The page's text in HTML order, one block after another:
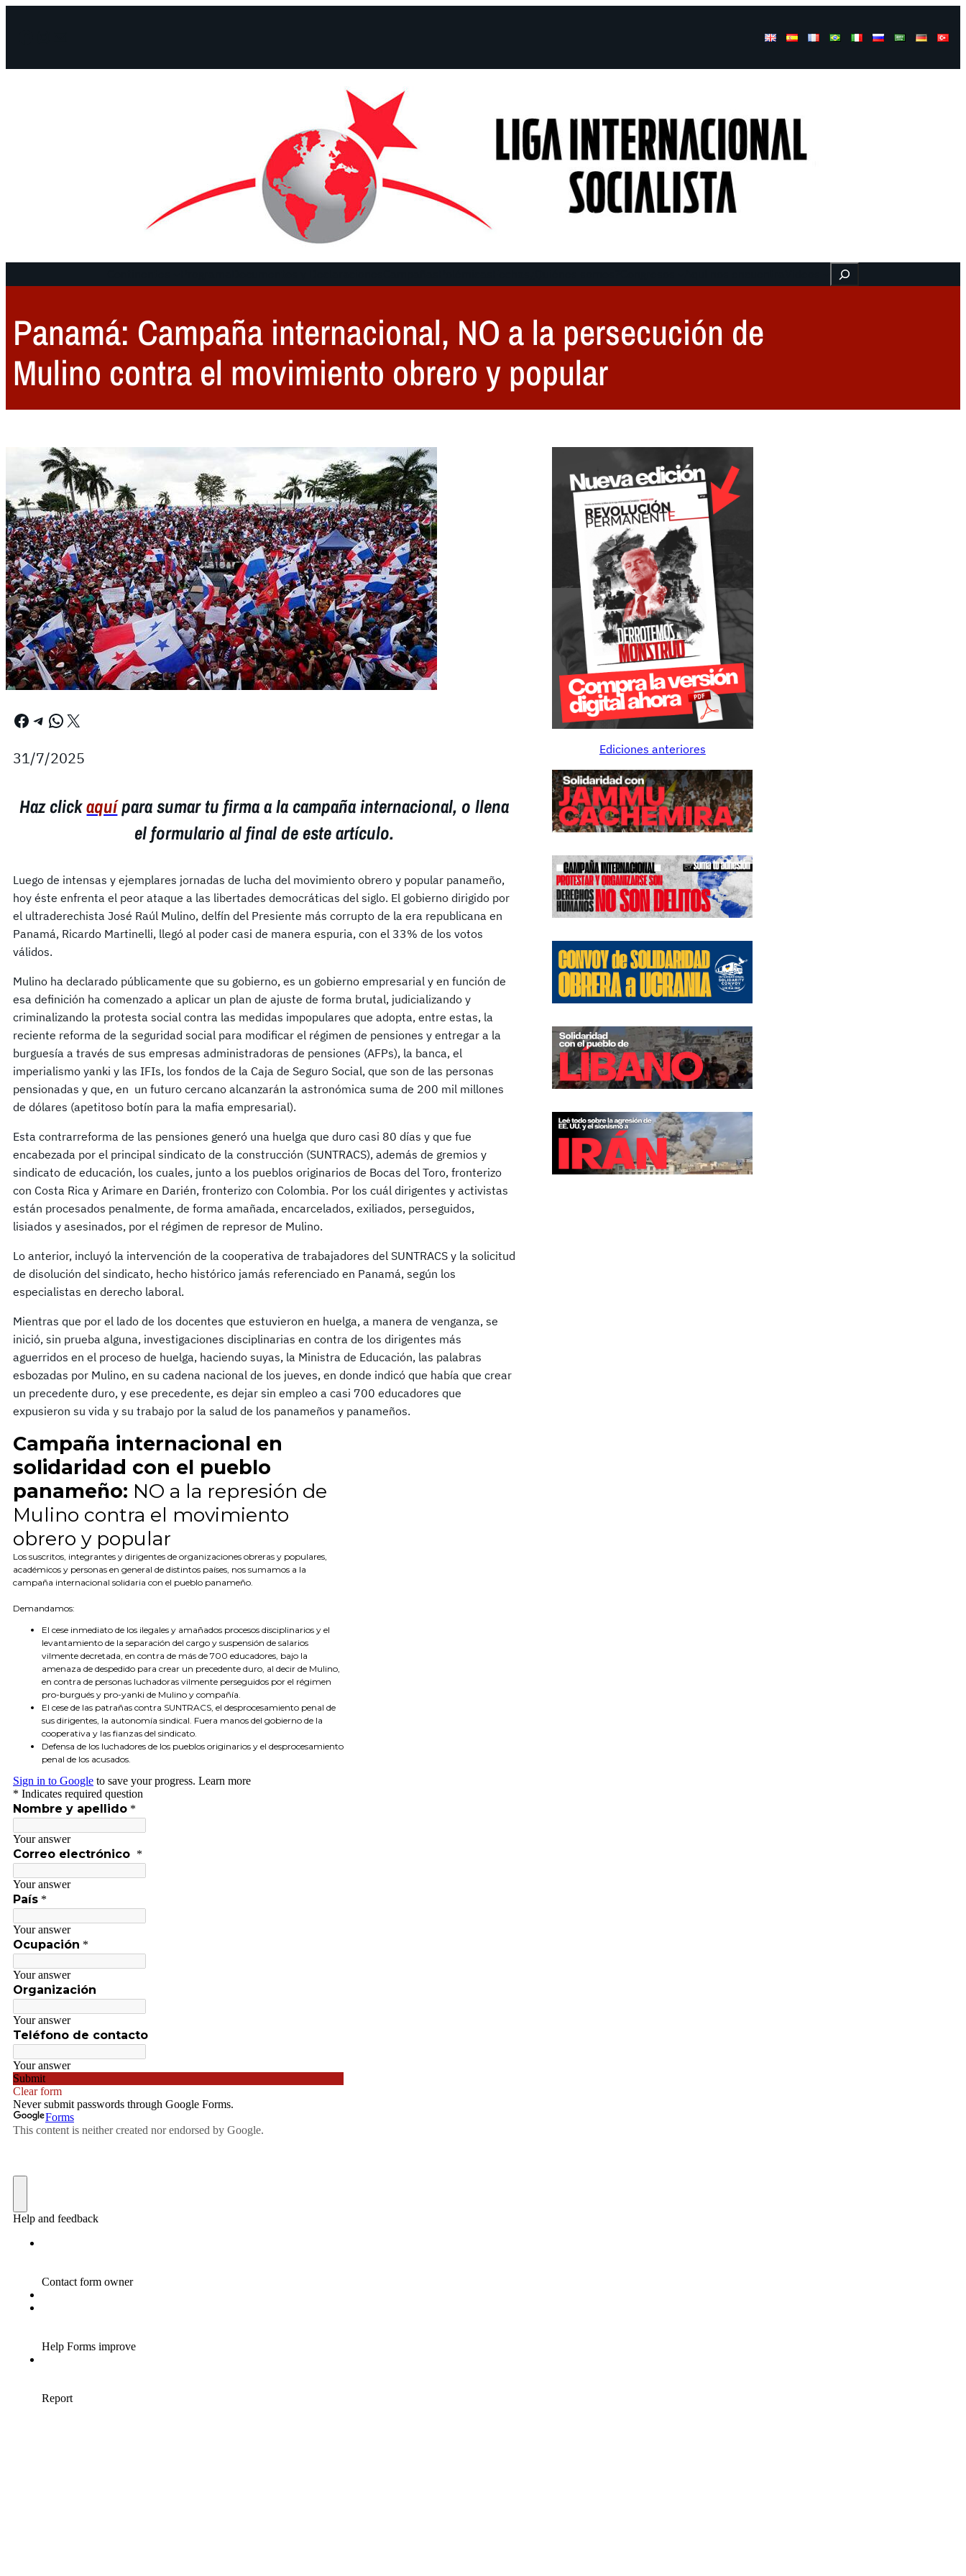
Buscar
Panamá: Campaña internacional, NO a la persecución de
Mulino contra el movimiento obrero y popular
Facebook Telegram WhatsApp X
31/7/2025
Haz clickaquípara sumar tu firma a la campaña internacional, o llena
el formulario al final de este artículo.
Luego de intensas y ejemplares jornadas de lucha del movimiento obrero y popular panameño,
hoy éste enfrenta el peor ataque a las libertades democráticas del siglo. El gobierno dirigido por
el ultraderechista José Raúl Mulino, delfín del Presiente más corrupto de la era republicana en
Panamá, Ricardo Martinelli, llegó al poder casi de manera espuria, con el 33% de los votos
válidos.
Mulino ha declarado públicamente que su gobierno, es un gobierno empresarial y en función de
esa definición ha comenzado a aplicar un plan de ajuste de forma brutal, judicializando y
criminalizando la protesta social contra las medidas impopulares que adopta, entre estas, la
reciente reforma de la seguridad social para modificar el régimen de pensiones y entregar a la
burguesía a través de sus empresas administradoras de pensiones (AFPs), la banca, el
imperialismo yanki y las IFIs, los fondos de la Caja de Seguro Social, que son de las personas
pensionadas y que, en un futuro cercano alcanzarán la astronómica suma de 200 mil millones
de dólares (apetitoso botín para la mafia empresarial).
Esta contrarreforma de las pensiones generó una huelga que duro casi 80 días y que fue
encabezada por el principal sindicato de la construcción (SUNTRACS), además de gremios y
sindicato de educación, los cuales, junto a los pueblos originarios de Bocas del Toro, fronterizo
con Costa Rica y Arimare en Darién, fronterizo con Colombia. Por los cuál dirigentes y activistas
están procesados penalmente, de forma amañada, encarcelados, exiliados, perseguidos,
lisiados y asesinados, por el régimen de represor de Mulino.
Lo anterior, incluyó la intervención de la cooperativa de trabajadores del SUNTRACS y la solicitud
de disolución del sindicato, hecho histórico jamás referenciado en Panamá, según los
especialistas en derecho laboral.
Mientras que por el lado de los docentes que estuvieron en huelga, a manera de venganza, se
inició, sin prueba alguna, investigaciones disciplinarias en contra de los dirigentes más
aguerridos en el proceso de huelga, haciendo suyas, la Ministra de Educación, las palabras
esbozadas por Mulino, en su cadena nacional de los jueves, en donde indicó que había que crear
un precedente duro, y ese precedente, es dejar sin empleo a casi 700 educadores que
expusieron su vida y su trabajo por la salud de los panameños y panameños.
Ediciones anteriores